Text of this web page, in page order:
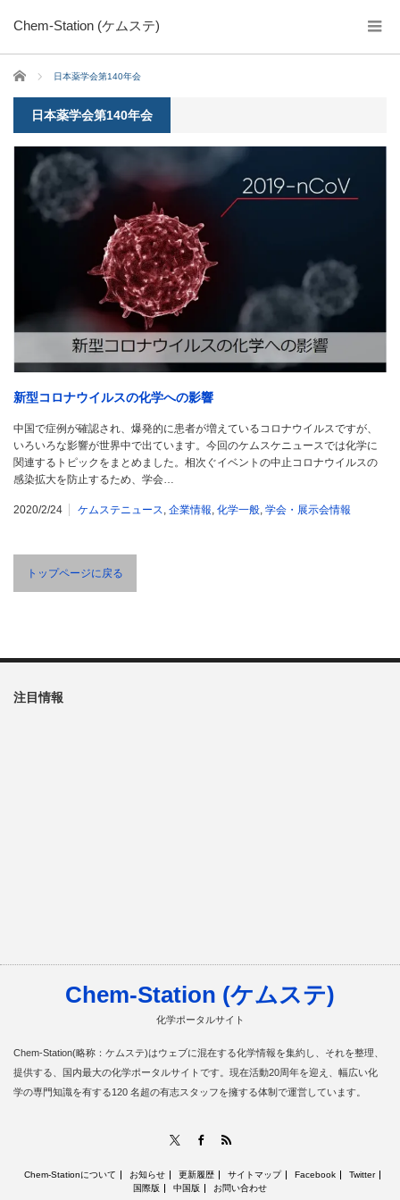
Chem-Station (ケムステ)
ホーム 日本薬学会第140年会
日本薬学会第140年会
新型コロナウイルスの化学への影響
中国で症例が確認され、爆発的に患者が増えているコロナウイルスですが、
いろいろな影響が世界中で出ています。今回のケムスケニュースでは化学に
関連するトピックをまとめました。相次ぐイベントの中止コロナウイルスの
感染拡大を防止するため、学会…
2020/2/24 ケムステニュース, 企業情報, 化学一般, 学会・展示会情報
トップページに戻る
注目情報
Chem-Station (ケムステ)
化学ポータルサイト
Chem-Station(略称：ケムステ)はウェブに混在する化学情報を集約し、それを整理、
提供する、国内最大の化学ポータルサイトです。現在活動20周年を迎え、幅広い化
学の専門知識を有する120 名超の有志スタッフを擁する体制で運営しています。
Facebook
Chem-Stationについて お知らせ 更新履歴 サイトマップ Facebook
Twitter
国際版
中国版 お問い合わせ